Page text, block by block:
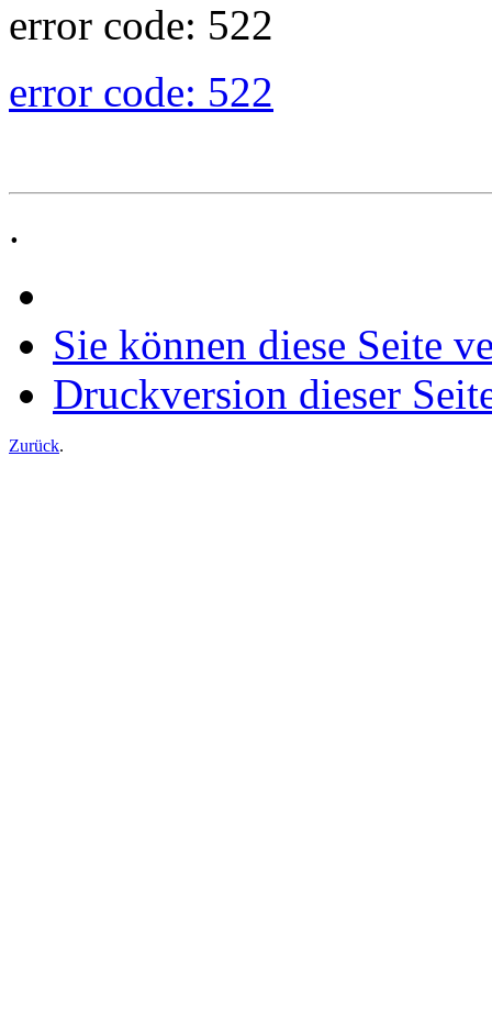
error code: 522
error code: 522
.
Sie können diese Seite
Druckversion dieser
Zurück.